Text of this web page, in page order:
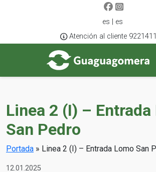
es | es
Atención al cliente
Linea 2 (I) – Entrada
San Pedro
Portada » Linea 2 (I) – Entrada Lomo San
12.01.2025